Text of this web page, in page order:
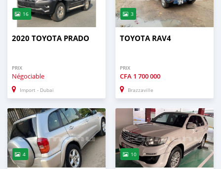
16
2020 TOYOTA PRADO
PRIX
Négociable
Import - Dubai
3
TOYOTA RAV4
PRIX
CFA 1 700 000
Brazzaville
4 10